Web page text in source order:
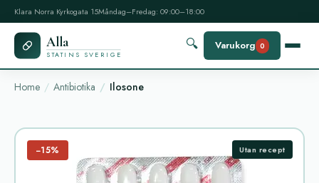
Klara Norra Kyrkogata 15Måndag–Fredag: 09:00–18:00
Alla
STATINS SVERIGE
🔍 Varukorg 0
Home Antibiotika Ilosone
−15% Utan recept